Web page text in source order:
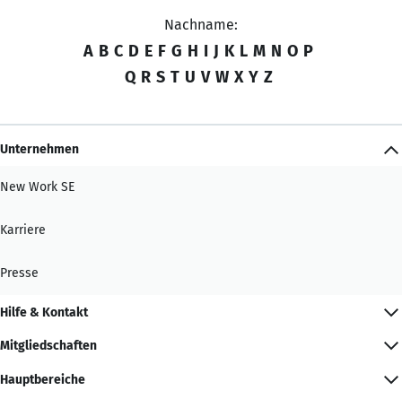
Nachname:
A B C D E F G H I J K L M N O P
Q R S T U V W X Y Z
Unternehmen
New Work SE
Karriere
Presse
Hilfe & Kontakt
Mitgliedschaften
Hauptbereiche